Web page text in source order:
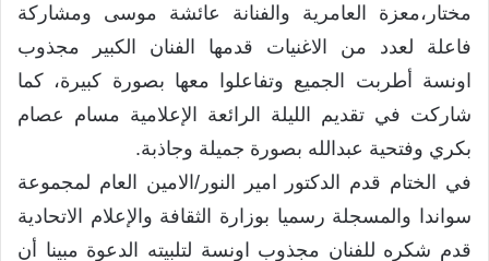
مختار،معزة العامرية والفنانة عائشة موسى ومشاركة
فاعلة لعدد من الاغنيات قدمها الفنان الكبير مجذوب
اونسة أطربت الجميع وتفاعلوا معها بصورة كبيرة، كما
شاركت في تقديم الليلة الرائعة الإعلامية مسام عصام
بكري وفتحية عبدالله بصورة جميلة وجاذبة.
في الختام قدم الدكتور امير النور/الامين العام لمجموعة
سواندا والمسجلة رسميا بوزارة الثقافة والإعلام الاتحادية
قدم شكره للفنان مجذوب اونسة لتلبيته الدعوة مبينا أن